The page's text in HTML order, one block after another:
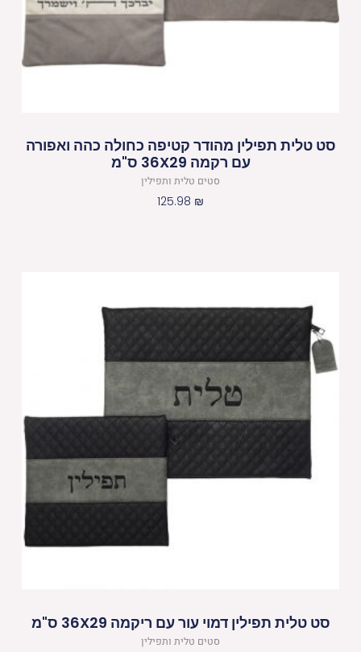
סט טלית תפילין מהודר קטיפה כחולה כהה ואפורה
עם רקמה 36X29 ס"מ
סטים טלית ותפילין
125.98 ₪
סט טלית תפילין דמוי עור עם ריקמה 36X29 ס"מ
סטים טלית ותפילין